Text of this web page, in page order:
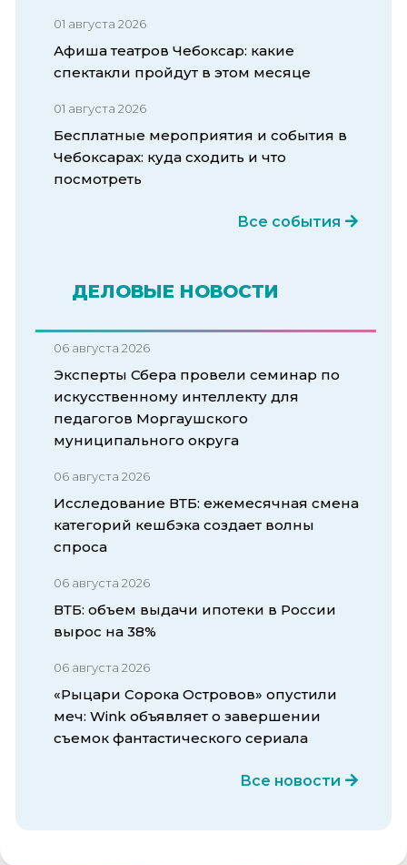
01 августа 2026
Афиша театров Чебоксар: какие
спектакли пройдут в этом месяце
01 августа 2026
Бесплатные мероприятия и события в
Чебоксарах: куда сходить и что
посмотреть
Все события
ДЕЛОВЫЕ НОВОСТИ
06 августа 2026
Эксперты Сбера провели семинар по
искусственному интеллекту для
педагогов Моргаушского
муниципального округа
06 августа 2026
Исследование ВТБ: ежемесячная смена
категорий кешбэка создает волны
спроса
06 августа 2026
ВТБ: объем выдачи ипотеки в России
вырос на 38%
06 августа 2026
«Рыцари Сорока Островов» опустили
меч: Wink объявляет о завершении
съемок фантастического сериала
Все новости